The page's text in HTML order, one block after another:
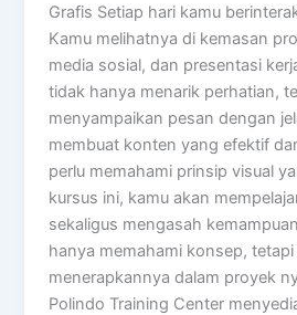
Grafis Setiap hari kamu
Kamu melihatnya di kemasan
media sosial, dan presentasi
tidak hanya menarik perhatian,
menyampaikan pesan dengan
membuat konten yang efektif
perlu memahami prinsip visual
kursus ini, kamu akan
sekaligus mengasah
hanya memahami konsep,
menerapkannya dalam proyek
Polindo Training Center